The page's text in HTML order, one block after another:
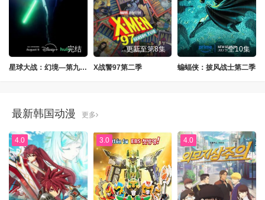
完结
星球大战：幻境—第九个绝地武士
更新至第8集
X战警97第二季
全10集
蝙蝠侠：披风战士第二季
最新韩国动漫 更多
4.0 3.0 4.0